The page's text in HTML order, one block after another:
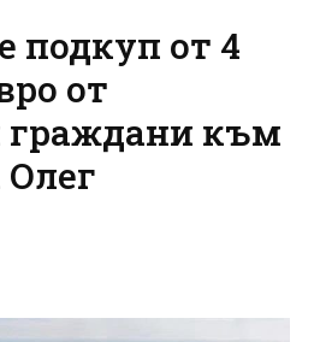
подкуп от 4
от
граждани към
Олег